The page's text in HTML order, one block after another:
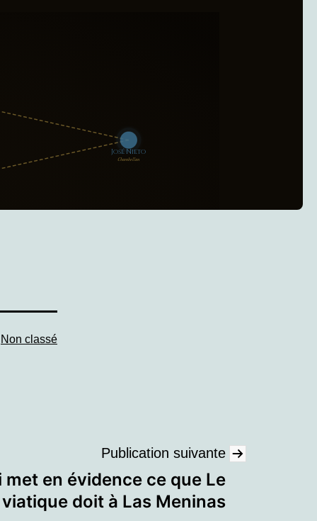
Non classé
Publication suivante
en évidence ce que Le
viatique doit à Las Meninas